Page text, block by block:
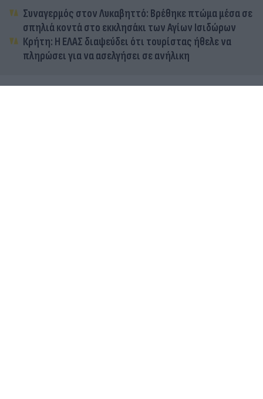
Συναγερμός στον Λυκαβηττό: Βρέθηκε πτώμα μέσα σε
σπηλιά κοντά στο εκκλησάκι των Αγίων Ισιδώρων
Κρήτη: Η ΕΛΑΣ διαψεύδει ότι τουρίστας ήθελε να
πληρώσει για να ασελγήσει σε ανήλικη